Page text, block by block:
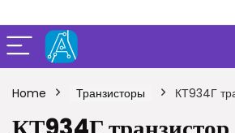
Home Транзисторы КТ934Г